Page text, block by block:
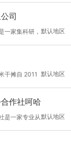
力，携手客户与合作
，法定代表人王小
技创新型企业，我们
业品产业生态圈。 公司
购与管理解决方案，
大
司
默认地区
一家集科研，
的技术企业。依靠科技
是我们始终不变的追
基础上，已成功开发出
默认地区
干摊自 2011
程波的带领下，以一
美食文化的重要符
美食品牌，凭借对传统
作社呵哈
默认地区
是一家专业从
准化种植的专业合作社,
设了猪腰枣电商销售